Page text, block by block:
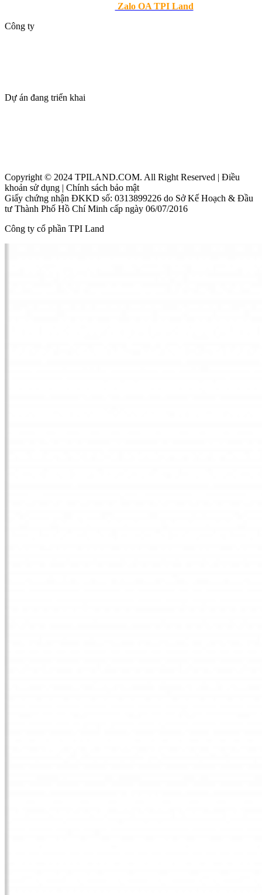
Zalo OA TPI Land
Công ty
Dự án đang triển khai
Copyright © 2024 TPILAND.COM. All Right Reserved | Điều
khoản sử dụng | Chính sách bảo mật
Giấy chứng nhận ĐKKD số: 0313899226 do Sở Kế Hoạch & Đầu
tư Thành Phố Hồ Chí Minh cấp ngày 06/07/2016
Công ty cổ phần TPI Land